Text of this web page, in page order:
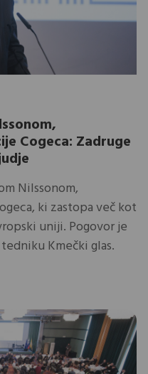
Cogeca: Zadruge
Nilssonom,
ki zastopa več kot
uniji. Pogovor je
Kmečki glas.